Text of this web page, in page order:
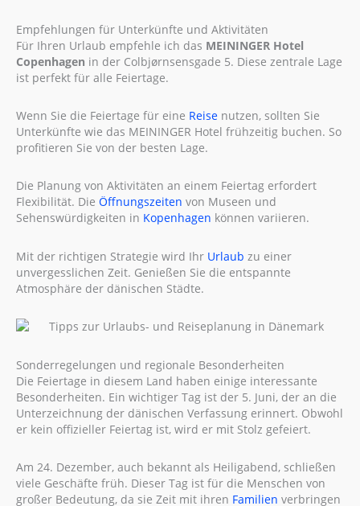
Empfehlungen für Unterkünfte und Aktivitäten
Für Ihren Urlaub empfehle ich das MEININGER Hotel
Copenhagen in der Colbjørnsensgade 5. Diese zentrale Lage
ist perfekt für alle Feiertage.
Wenn Sie die Feiertage für eine Reise nutzen, sollten Sie
Unterkünfte wie das MEININGER Hotel frühzeitig buchen. So
profitieren Sie von der besten Lage.
Die Planung von Aktivitäten an einem Feiertag erfordert
Flexibilität. Die Öffnungszeiten von Museen und
Sehenswürdigkeiten in Kopenhagen können variieren.
Mit der richtigen Strategie wird Ihr Urlaub zu einer
unvergesslichen Zeit. Genießen Sie die entspannte
Atmosphäre der dänischen Städte.
Sonderregelungen und regionale Besonderheiten
Die Feiertage in diesem Land haben einige interessante
Besonderheiten. Ein wichtiger Tag ist der 5. Juni, der an die
Unterzeichnung der dänischen Verfassung erinnert. Obwohl
er kein offizieller Feiertag ist, wird er mit Stolz gefeiert.
Am 24. Dezember, auch bekannt als Heiligabend, schließen
viele Geschäfte früh. Dieser Tag ist für die Menschen von
großer Bedeutung, da sie Zeit mit ihren Familien verbringen